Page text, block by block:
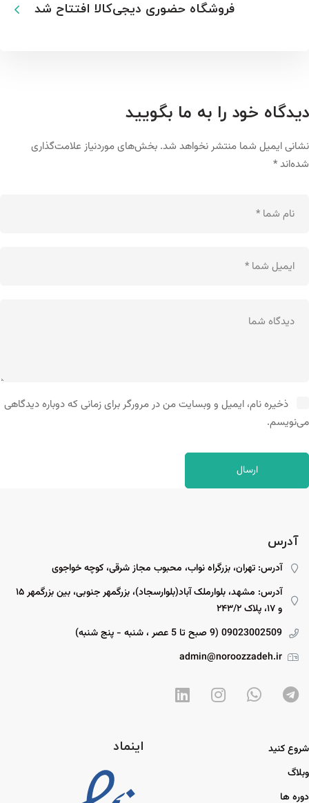
فروشگاه حضوری دیجی‌کالا افتتاح شد
دیدگاه خود را به ما بگویید
نشانی ایمیل شما منتشر نخواهد شد. بخش‌های موردنیاز علامت‌گذاری
شده‌اند*
ذخیره نام، ایمیل و وبسایت من در مرورگر برای زمانی که دوباره دیدگاهی
می‌نویسم.
آدرس
آدرس: تهران، بزرگراه نواب، محبوب مجاز شرقی، کوچه خواجوی
آدرس: مشهد، بلوارملک آباد(بلوارسجاد)، بزرگمهر جنوبی، بین بزرگمهر ۱۵
و ۱۷، پلاک ۲۴۳/۲
09023002509 (9 صبح تا 5 عصر ، شنبه - پنج شنبه)
admin@noroozzadeh.ir
شروع کنید
وبلاگ
دوره ها
اینماد